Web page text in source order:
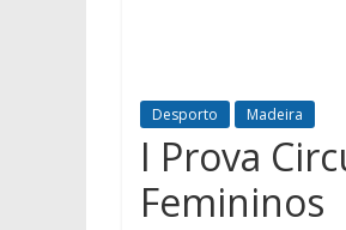
Desporto Madeira
I Prova
Femininos